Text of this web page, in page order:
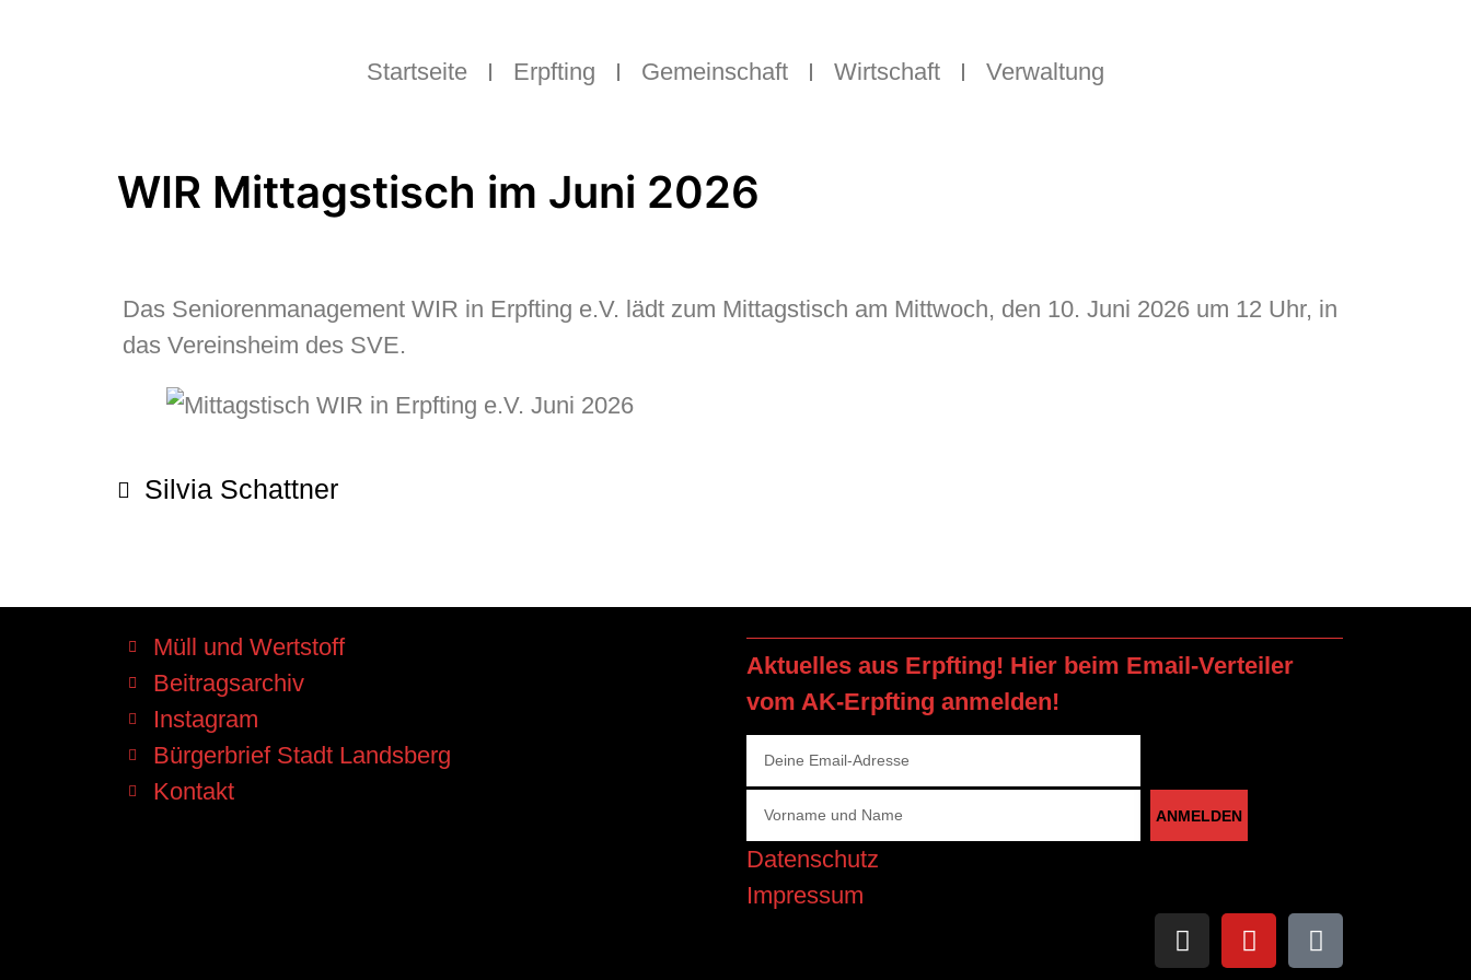
Startseite Erpfting Gemeinschaft Wirtschaft Verwaltung
WIR Mittagstisch im Juni 2026
Das Seniorenmanagement WIR in Erpfting e.V. lädt zum Mittagstisch am Mittwoch, den 10. Juni 2026 um 12 Uhr, in
das Vereinsheim des SVE.
Silvia Schattner
Müll und Wertstoff
Beitragsarchiv
Instagram
Bürgerbrief Stadt Landsberg
Kontakt
Aktuelles aus Erpfting! Hier beim Email-Verteiler
vom AK-Erpfting anmelden!
ANMELDEN
Datenschutz
Impressum